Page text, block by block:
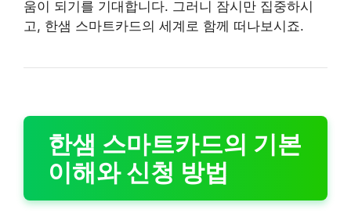
움이 되기를 기대합니다. 그러니 잠시만 집중하시
고, 한샘 스마트카드의 세계로 함께 떠나보시죠.
한샘 스마트카드의 기본
이해와 신청 방법